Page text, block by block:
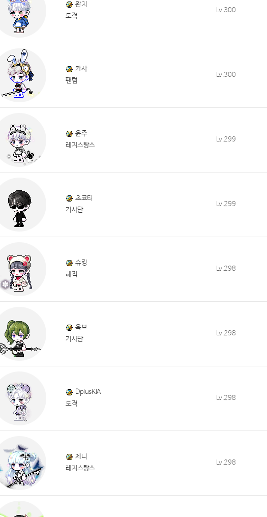
완치
도적
Lv.300
카사
팬텀
Lv.300
윤주
레지스탕스
Lv.299
초코티
기사단
Lv.299
슈킹
해적
Lv.298
욱브
기사단
Lv.298
DplusKIA
도적
Lv.298
제니
레지스탕스
Lv.298